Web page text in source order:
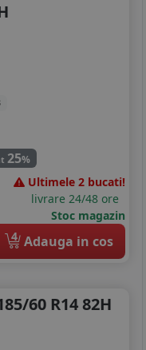
25%
Ultimele 2 bucati!
livrare 24/48 ore
Stoc magazin
4 Adauga in cos
60 R14 82H